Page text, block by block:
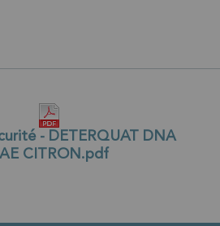
- DETERQUAT DNA
CITRON.pdf